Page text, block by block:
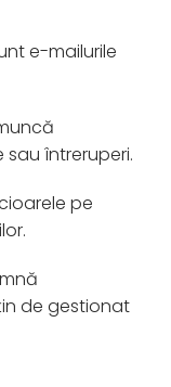
e-mailurile
întreruperi.
pe
de gestionat